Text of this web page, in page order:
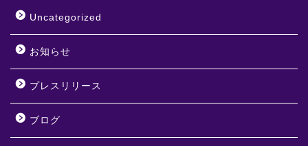
Uncategorized
お知らせ
プレスリリース
ブログ